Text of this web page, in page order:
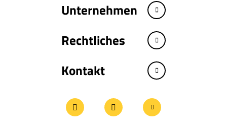
Unternehmen
Rechtliches
Kontakt